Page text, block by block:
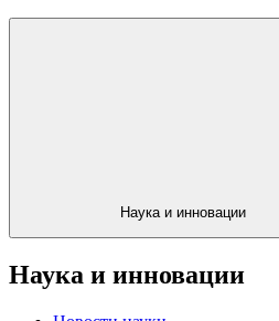
Наука и инновации
Наука и инновации